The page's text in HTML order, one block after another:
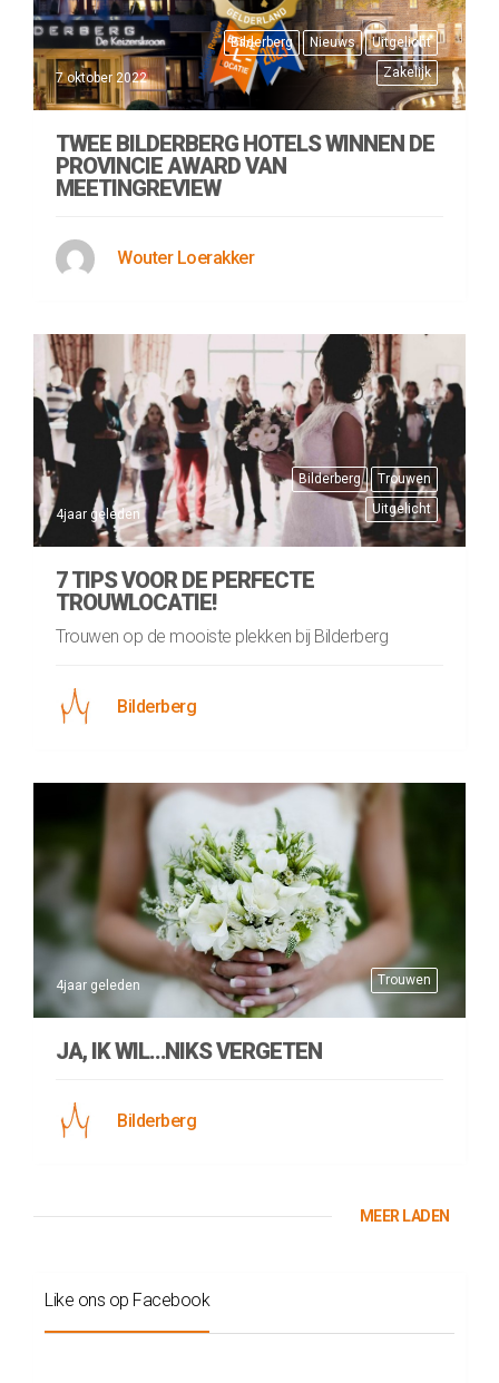
Bilderberg Nieuws
Uitgelicht
Zakelijk
7 oktober 2022
TWEE BILDERBERG HOTELS WINNEN DE
PROVINCIE AWARD VAN
MEETINGREVIEW
Wouter Loerakker
Bilderberg
Trouwen
Uitgelicht
4jaar geleden
7 TIPS VOOR DE PERFECTE
TROUWLOCATIE!
Trouwen op de mooiste plekken bij Bilderberg
Bilderberg
Trouwen
4jaar geleden
JA, IK WIL…NIKS VERGETEN
Bilderberg
MEER LADEN
Like ons op Facebook